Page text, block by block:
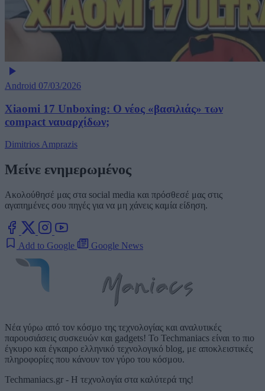
Android 07/03/2026
Xiaomi 17 Unboxing: Ο νέος «βασιλιάς» των
compact ναυαρχίδων;
Dimitrios Amprazis
Μείνε ενημερωμένος
Ακολούθησέ μας στα social media και πρόσθεσέ μας στις
αγαπημένες σου πηγές για να μη χάνεις καμία είδηση.
Add to Google Google News
Νέα γύρω από τον κόσμο της τεχνολογίας και αναλυτικές
παρουσιάσεις συσκευών και gadgets! Το Techmaniacs είναι το πιο
έγκυρο και έγκαιρο ελληνικό τεχνολογικό blog, με αποκλειστικές
πληροφορίες που κάνουν τον γύρο του κόσμου.
Techmaniacs.gr - Η τεχνολογία στα καλύτερά της!